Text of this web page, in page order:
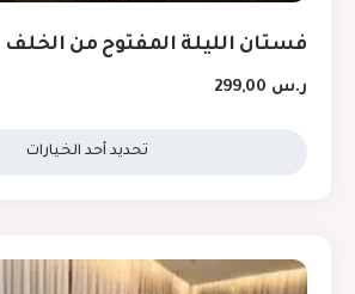
فستان الليلة المفتوح من الخلف
ر.س
تحديد أحد الخيارات